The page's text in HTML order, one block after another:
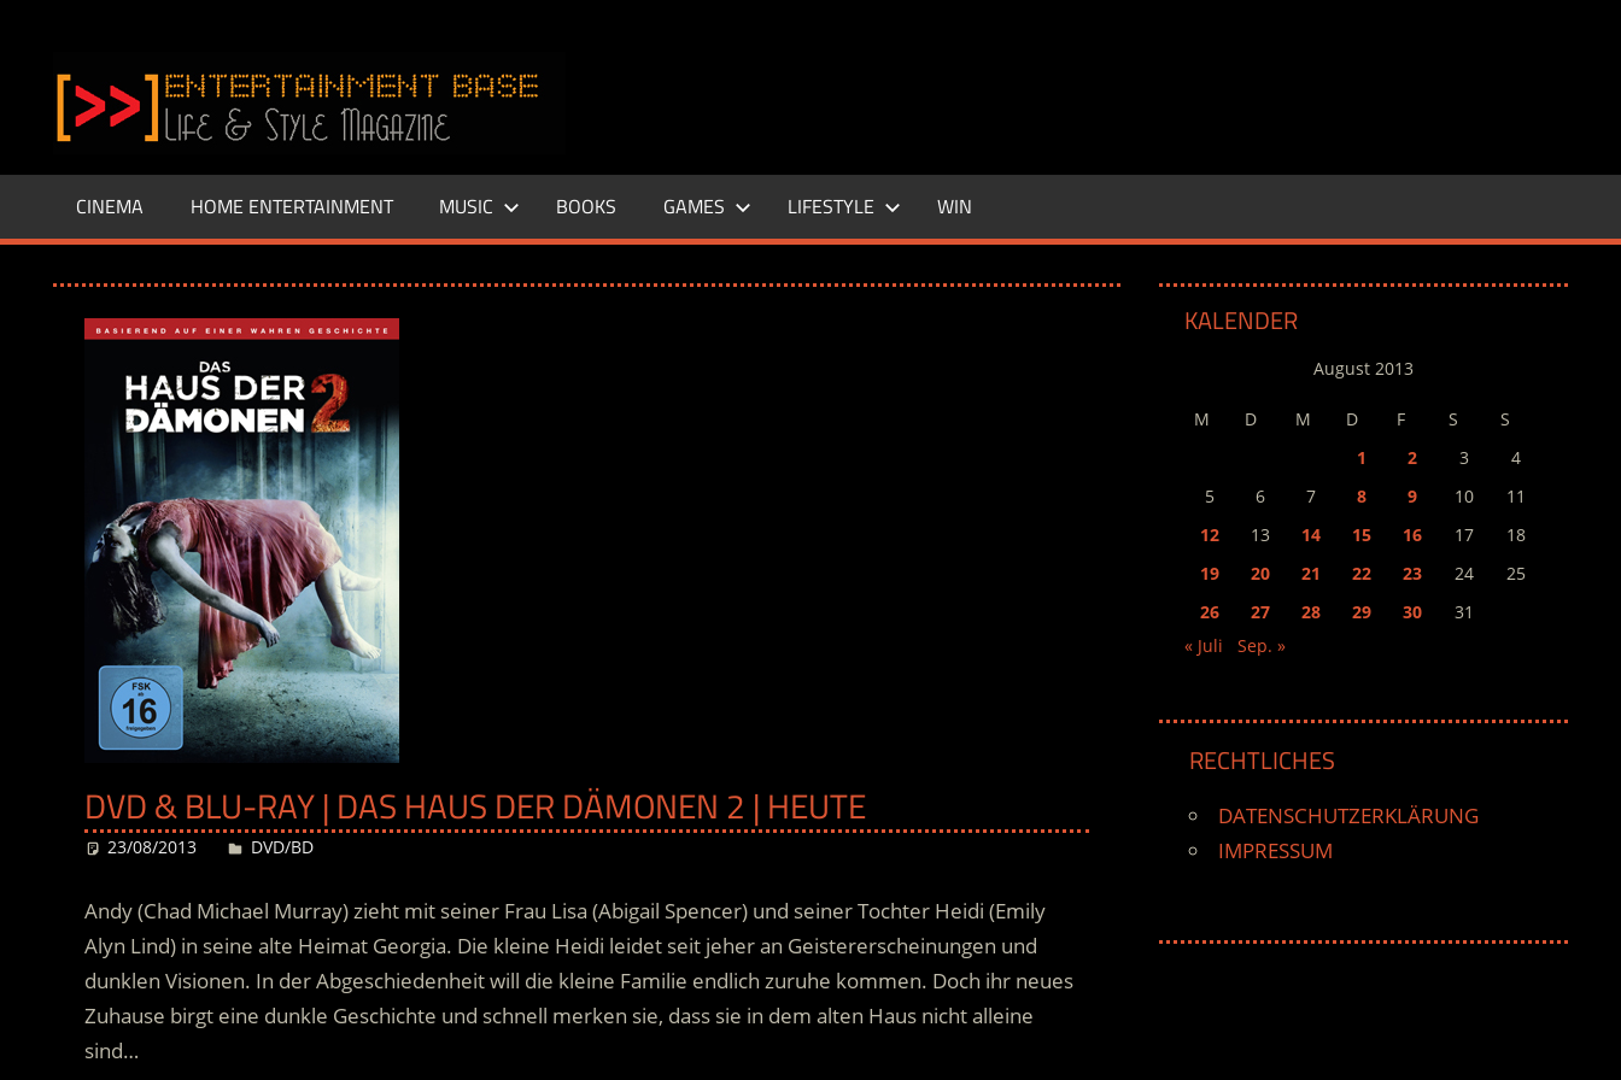
springen
–
LIFE
Base.de
CINEMA HOME ENTERTAINMENT MUSIC BOOKS GAMES LIFESTYLE WIN
DVD & BLU-RAY | DAS HAUS DER DÄMONEN 2 | HEUTE
23/08/2013 Desiree
DVD/BD
Andy (Chad Michael Murray) zieht mit seiner Frau Lisa (Abigail Spencer) und seiner Tochter Heidi (Emily
Alyn Lind) in seine alte Heimat Georgia. Die kleine Heidi leidet seit jeher an Geistererscheinungen und
dunklen Visionen. In der Abgeschiedenheit will die kleine Familie endlich zuruhe kommen. Doch ihr neues
Zuhause birgt eine dunkle Geschichte und schnell merken sie, dass sie in dem alten Haus nicht alleine
sind…
KALENDER
August 2013
M D M D F S
S
1
2 3
4
5
6 7 8 9 10
11
12
13 14 15 16 17
18
19
20 21 22 23 24
25
26
27 28 29 30
31
« Juli
Sep. »
RECHTLICHES
DATENSCHUTZERKLÄRUNG
IMPRESSUM